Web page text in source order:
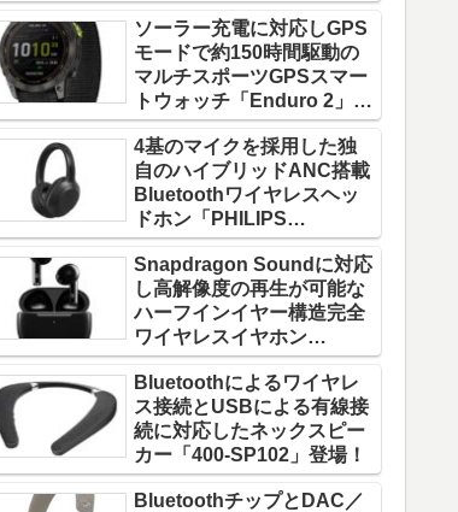
ソーラー充電に対応しGPS
モードで約150時間駆動の
マルチスポーツGPSスマー
トウォッチ「Enduro 2」登
場！
4基のマイクを採用した独
自のハイブリッドANC搭載
Bluetoothワイヤレスヘッ
ドホン「PHILIPS
TAH8856」登場！
Snapdragon Soundに対応
し高解像度の再生が可能な
ハーフインイヤー構造完全
ワイヤレスイヤホン
「W220T」登場！
Bluetoothによるワイヤレ
ス接続とUSBによる有線接
続に対応したネックスピー
カー「400-SP102」登場！
BluetoothチップとDAC／